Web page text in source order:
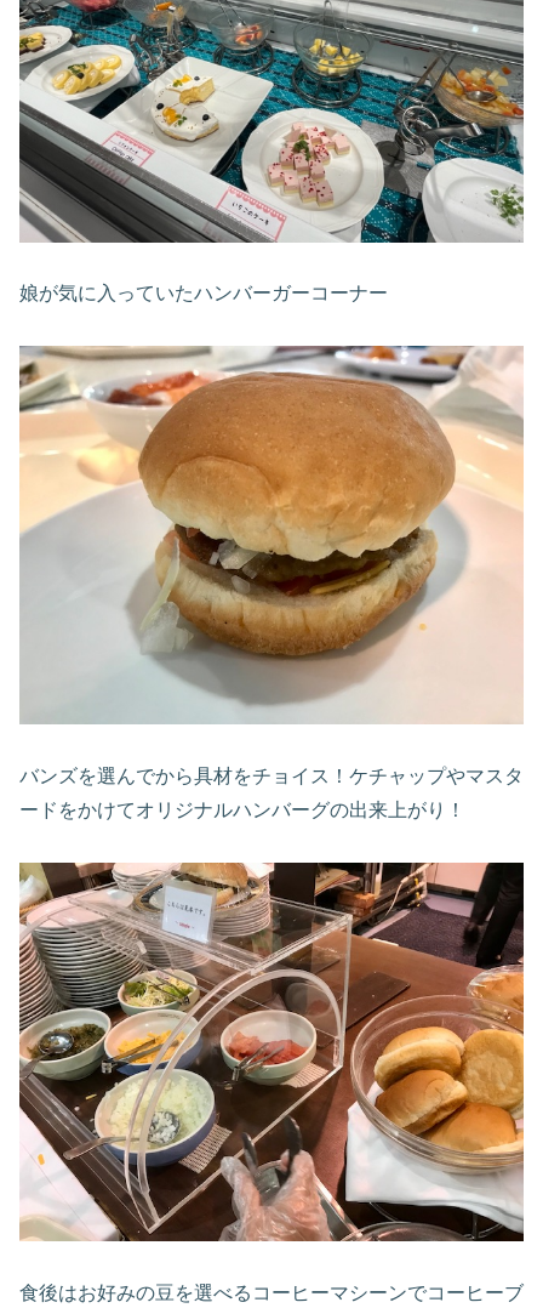
娘が気に入っていたハンバーガーコーナー
バンズを選んでから具材をチョイス！ケチャップやマスタ
ードをかけてオリジナルハンバーグの出来上がり！
食後はお好みの豆を選べるコーヒーマシーンでコーヒーブ